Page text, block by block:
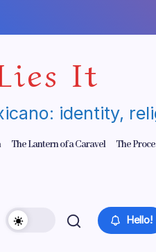
It
identity,
The Lantern of a Caravel The
Hello!